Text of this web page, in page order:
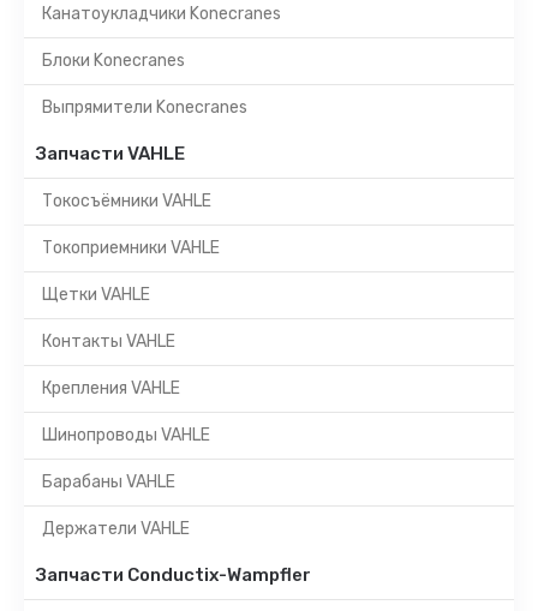
Канатоукладчики Konecranes
Блоки Konecranes
Выпрямители Konecranes
Запчасти VAHLE
Токосъёмники VAHLE
Токоприемники VAHLE
Щетки VAHLE
Контакты VAHLE
Крепления VAHLE
Шинопроводы VAHLE
Барабаны VAHLE
Держатели VAHLE
Запчасти Conductix-Wampfler